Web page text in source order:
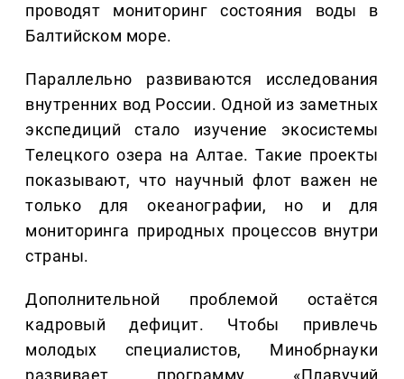
проводят мониторинг состояния воды в
Балтийском море.
Параллельно развиваются исследования
внутренних вод России. Одной из заметных
экспедиций стало изучение экосистемы
Телецкого озера на Алтае. Такие проекты
показывают, что научный флот важен не
только для океанографии, но и для
мониторинга природных процессов внутри
страны.
Дополнительной проблемой остаётся
кадровый дефицит. Чтобы привлечь
молодых специалистов, Минобрнауки
развивает программу «Плавучий